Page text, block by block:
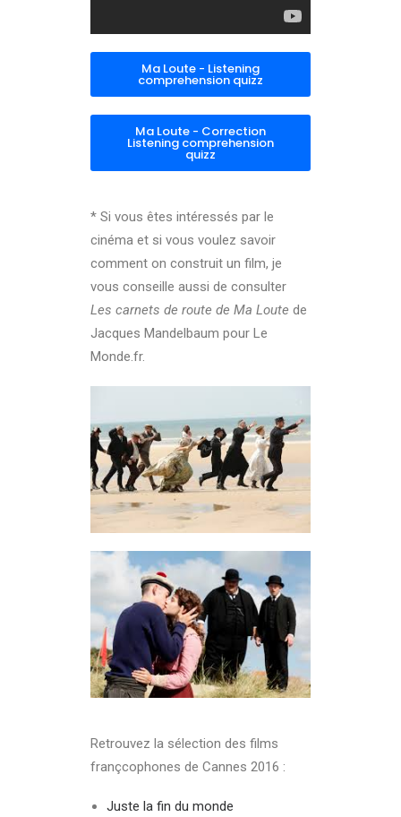
Ma Loute - Listening
comprehension quizz
Ma Loute - Correction
Listening comprehension
quizz
* Si vous êtes intéressés par le
cinéma et si vous voulez savoir
comment on construit un film, je
vous conseille aussi de consulter
Les carnets de route de Ma Loute de
Jacques Mandelbaum pour Le
Monde.fr.
Retrouvez la sélection des films
françcophones de Cannes 2016 :
Juste la fin du monde